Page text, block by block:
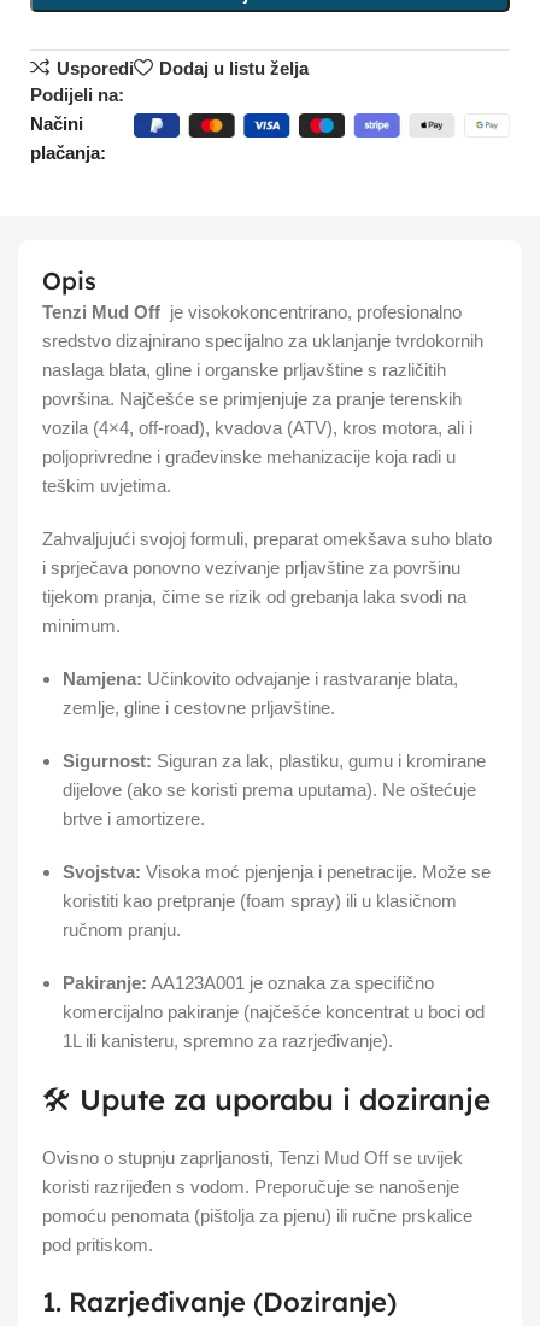
Usporedi
Dodaj u listu želja
Podijeli na:
Načini
plačanja:
Opis
Tenzi Mud Off je visokokoncentrirano, profesionalno
sredstvo dizajnirano specijalno za uklanjanje tvrdokornih
naslaga blata, gline i organske prljavštine s različitih
površina. Najčešće se primjenjuje za pranje terenskih
vozila (4×4, off-road), kvadova (ATV), kros motora, ali i
poljoprivredne i građevinske mehanizacije koja radi u
teškim uvjetima.
Zahvaljujući svojoj formuli, preparat omekšava suho blato
i sprječava ponovno vezivanje prljavštine za površinu
tijekom pranja, čime se rizik od grebanja laka svodi na
minimum.
Namjena: Učinkovito odvajanje i rastvaranje blata,
zemlje, gline i cestovne prljavštine.
Sigurnost: Siguran za lak, plastiku, gumu i kromirane
dijelove (ako se koristi prema uputama). Ne oštećuje
brtve i amortizere.
Svojstva: Visoka moć pjenjenja i penetracije. Može se
koristiti kao pretpranje (foam spray) ili u klasičnom
ručnom pranju.
Pakiranje: AA123A001 je oznaka za specifično
komercijalno pakiranje (najčešće koncentrat u boci od
1L ili kanisteru, spremno za razrjeđivanje).
🛠️ Upute za uporabu i doziranje
Ovisno o stupnju zaprljanosti, Tenzi Mud Off se uvijek
koristi razrijeđen s vodom. Preporučuje se nanošenje
pomoću penomata (pištolja za pjenu) ili ručne prskalice
pod pritiskom.
1. Razrjeđivanje (Doziranje)